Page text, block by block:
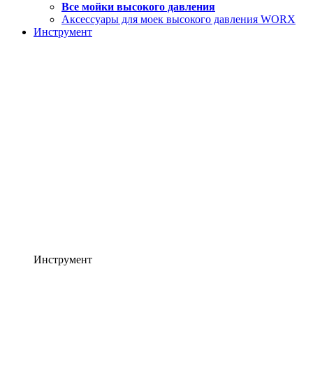
Все мойки высокого давления
Аксессуары для моек высокого давления WORX
Инструмент
Инструмент